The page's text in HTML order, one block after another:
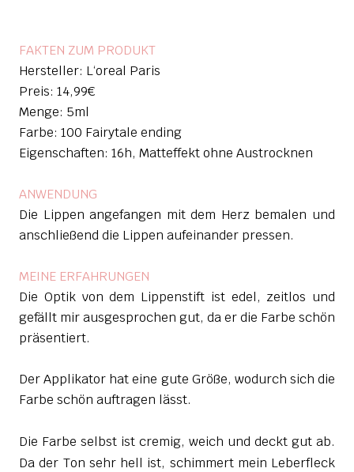
FAKTEN ZUM PRODUKT
Hersteller: L‘oreal Paris
Preis: 14,99€
Menge: 5ml
Farbe: 100 Fairytale ending
Eigenschaften: 16h, Matteffekt ohne Austrocknen
ANWENDUNG
Die Lippen angefangen mit dem Herz bemalen und
anschließend die Lippen aufeinander pressen.
MEINE ERFAHRUNGEN
Die Optik von dem Lippenstift ist edel, zeitlos und
gefällt mir ausgesprochen gut, da er die Farbe schön
präsentiert.
Der Applikator hat eine gute Größe, wodurch sich die
Farbe schön auftragen lässt.
Die Farbe selbst ist cremig, weich und deckt gut ab.
Da der Ton sehr hell ist, schimmert mein Leberfleck